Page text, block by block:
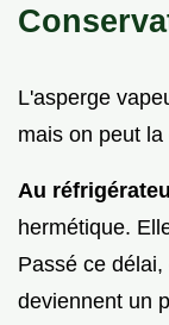
L'asperge
mais on peut la
Au
hermétique.
Passé ce
deviennent un